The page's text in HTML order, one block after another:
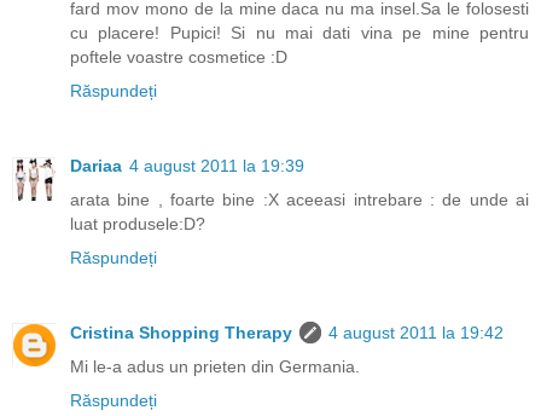
fard mov mono de la mine daca nu ma insel.Sa le folosesti
cu placere! Pupici! Si nu mai dati vina pe mine pentru
poftele voastre cosmetice :D
Răspundeți
Dariaa 4 august 2011 la 19:39
arata bine , foarte bine :X aceeasi intrebare : de unde ai
luat produsele:D?
Răspundeți
Cristina Shopping Therapy
4 august 2011 la 19:42
Mi le-a adus un prieten din Germania.
Răspundeți